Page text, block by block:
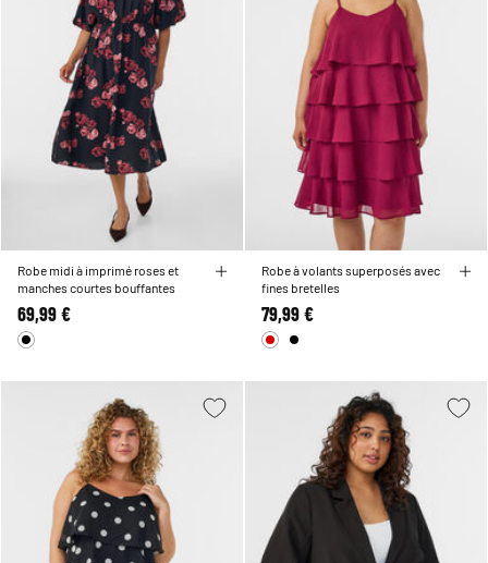
Robe midi à imprimé roses et
manches courtes bouffantes
69,99 €
Robe à volants superposés avec
fines bretelles
79,99 €